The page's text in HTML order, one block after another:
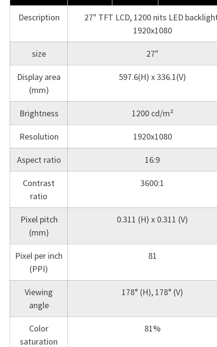
Description
27" TFT LCD, 1200 nits LED
1920x1080
size 27"
Display area
(mm)
597.6(H) x 336.1(V)
Brightness 1200 cd/m²
Resolution 1920x1080
Aspect ratio 16:9
Contrast
ratio
3600:1
Pixel pitch
(mm)
0.311 (H) x 0.311 (V)
Pixel per inch
(PPI)
81
Viewing
angle
178° (H), 178° (V)
Color
saturation
81%